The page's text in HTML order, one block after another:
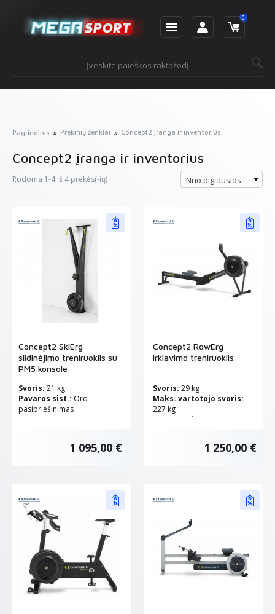
0
Pagrindinis Prekinių ženklai Concept2 įranga ir inventorius
Concept2 įranga ir inventorius
Rodoma 1-4 iš 4 prekės(-ių) Nuo pigiausios
Concept2 SkiErg
slidinėjimo treniruoklis su
PM5 konsole
Svoris: 21 kg
Pavaros sist.: Oro
pasipriešinimas
1 095,00 €
Concept2 RowErg
irklavimo treniruoklis
Svoris: 29 kg
Maks. vartotojo svoris:
227 kg
Pavaros sist.:
1 250,00 €